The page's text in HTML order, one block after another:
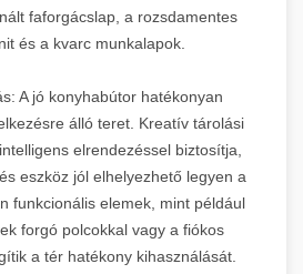
faforgácslap, a rozsdamentes
és a kvarc munkalapok.
A jó konyhabútor hatékonyan
álló teret. Kreatív tárolási
elrendezéssel biztosítja,
eszköz jól elhelyezhető legyen a
funkcionális elemek, mint például
forgó polcokkal vagy a fiókos
a tér hatékony kihasználását.